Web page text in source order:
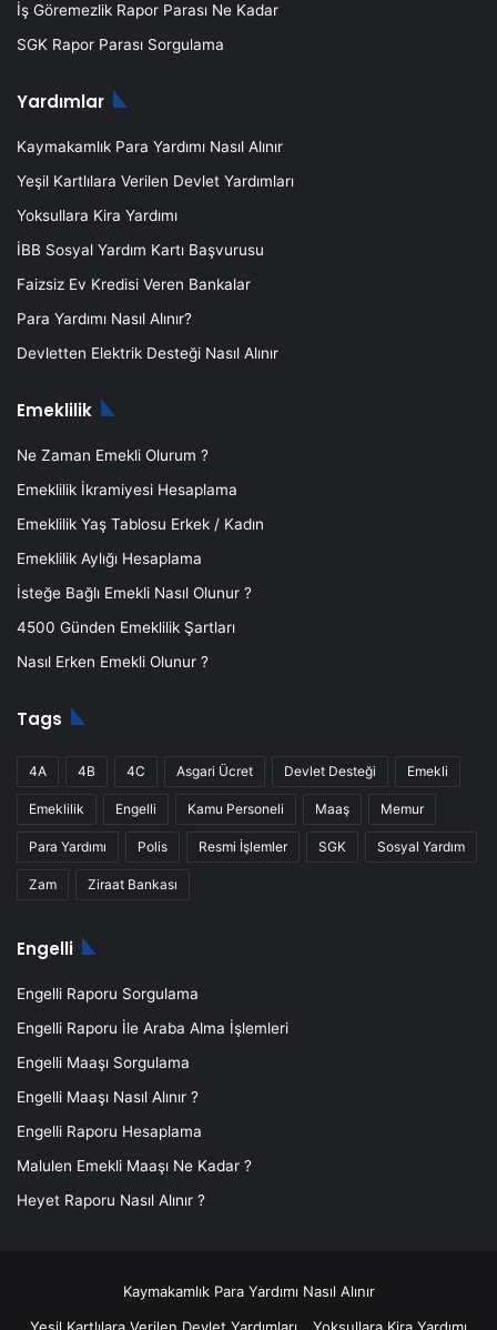
İş Göremezlik Rapor Parası Ne Kadar
SGK Rapor Parası Sorgulama
Yardımlar
Kaymakamlık Para Yardımı Nasıl Alınır
Yeşil Kartlılara Verilen Devlet Yardımları
Yoksullara Kira Yardımı
İBB Sosyal Yardım Kartı Başvurusu
Faizsiz Ev Kredisi Veren Bankalar
Para Yardımı Nasıl Alınır?
Devletten Elektrik Desteği Nasıl Alınır
Emeklilik
Ne Zaman Emekli Olurum ?
Emeklilik İkramiyesi Hesaplama
Emeklilik Yaş Tablosu Erkek / Kadın
Emeklilik Aylığı Hesaplama
İsteğe Bağlı Emekli Nasıl Olunur ?
4500 Günden Emeklilik Şartları
Nasıl Erken Emekli Olunur ?
Tags
4A 4B 4C Asgari Ücret Devlet Desteği Emekli
Emeklilik Engelli Kamu Personeli Maaş Memur
Para Yardımı Polis Resmi İşlemler SGK Sosyal Yardım
Zam Ziraat Bankası
Engelli
Engelli Raporu Sorgulama
Engelli Raporu İle Araba Alma İşlemleri
Engelli Maaşı Sorgulama
Engelli Maaşı Nasıl Alınır ?
Engelli Raporu Hesaplama
Malulen Emekli Maaşı Ne Kadar ?
Heyet Raporu Nasıl Alınır ?
Kaymakamlık Para Yardımı Nasıl Alınır